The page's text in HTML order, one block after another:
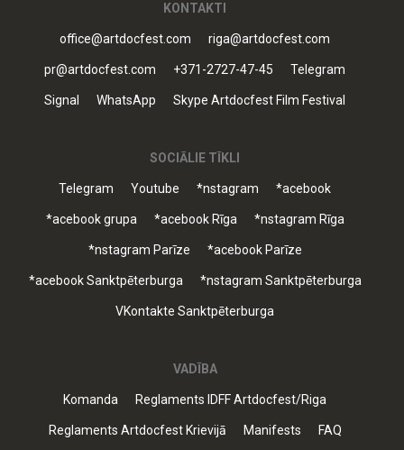
KONTAKTI
office@artdocfest.com riga@artdocfest.com
pr@artdocfest.com +371-2727-47-45 Telegram
Signal WhatsApp Skype Artdocfest Film Festival
SOCIĀLIE TĪKLI
Telegram Youtube *nstagram *acebook
*acebook grupa *acebook Rīga *nstagram Rīga
*nstagram Parīze *acebook Parīze
*acebook Sanktpēterburga *nstagram Sanktpēterburga
VKontakte Sanktpēterburga
VADĪBA
Komanda Reglaments IDFF Artdocfest/Riga
Reglaments Artdocfest Krievijā Manifests FAQ